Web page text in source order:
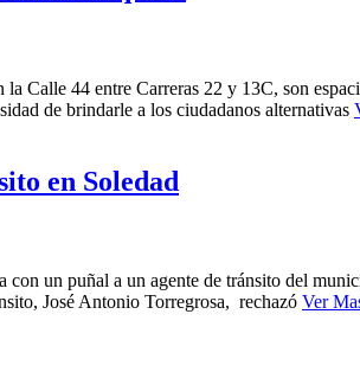
44 entre Carreras 22 y 13C, son
de brindarle a los ciudadanos alternativas
en Soledad
un puñal a un agente de tránsito del
José Antonio Torregrosa, rechazó Ver